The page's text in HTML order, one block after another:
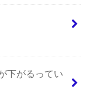
下がるってい